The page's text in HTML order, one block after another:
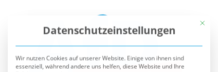
Datenschutzeinstellungen
essenziell, während andere uns helfen, diese Website und Ihre
Erfahrung zu verbessern.